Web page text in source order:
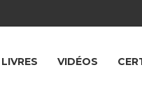
LIVRES VIDÉOS